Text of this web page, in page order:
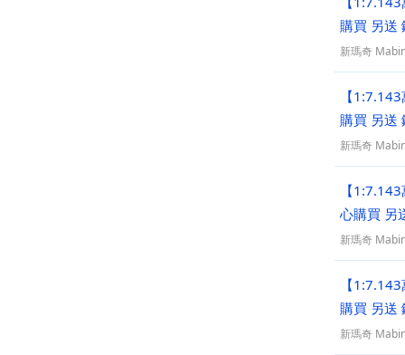
購買 另送
新瑪奇
【
購買 另送
新瑪奇
【
心購買 另
新瑪奇
【
購買 另送
新瑪奇